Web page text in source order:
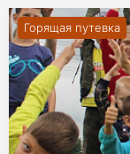
Горящая путевка